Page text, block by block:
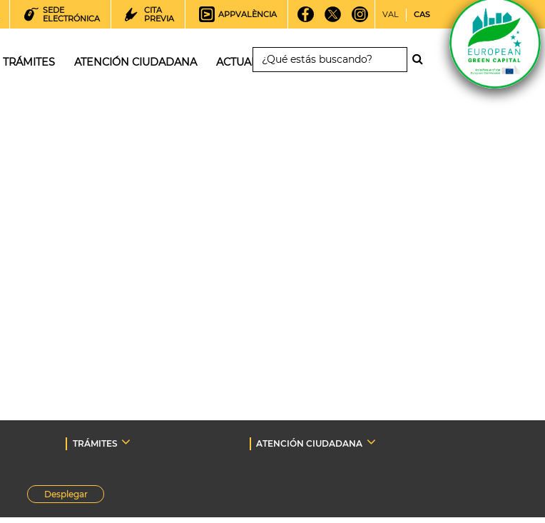
SEDE
ELECTRÓNICA
CITA
PREVIA
APPVALÈNCIA VAL CAS
TRÁMITES ATENCIÓN CIUDADANA ACTUALIDAD
TRÁMITES
ATENCIÓN CIUDADANA
Desplegar